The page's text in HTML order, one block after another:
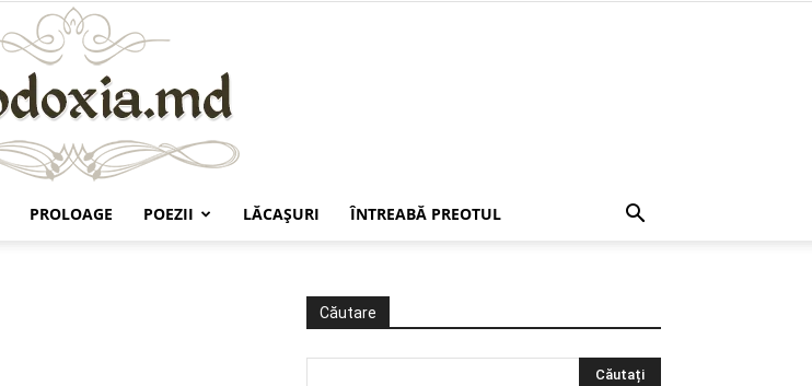
PROLOAGE POEZII LĂCAŞURI ÎNTREABĂ PREOTUL
Căutare